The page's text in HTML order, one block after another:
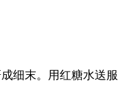
末。用红糖水送服